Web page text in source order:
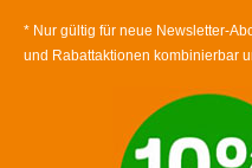
* Nur gültig für neue Newsletter-
und Rabattaktionen kombinierbar